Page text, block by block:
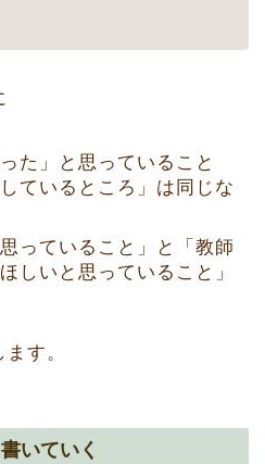
た」と思っていること
ているところ」は同じな
っていること」と「教師
しいと思っていること」
す。
いていく